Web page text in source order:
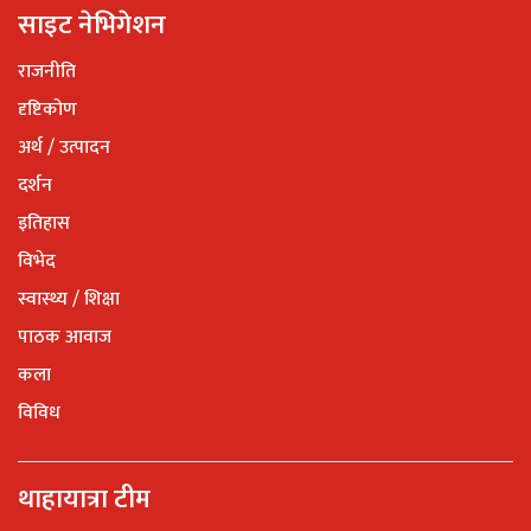
साइट नेभिगेशन
राजनीति
दृष्टिकोण
अर्थ / उत्पादन
दर्शन
इतिहास
विभेद
स्वास्थ्य / शिक्षा
पाठक आवाज
कला
विविध
थाहायात्रा टीम